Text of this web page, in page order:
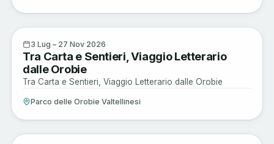
Arte e Cultura
3 Lug – 27 Nov 2026
Tra Carta e Sentieri, Viaggio Letterario
dalle Orobie
Tra Carta e Sentieri, Viaggio Letterario dalle Orobie
Parco delle Orobie Valtellinesi